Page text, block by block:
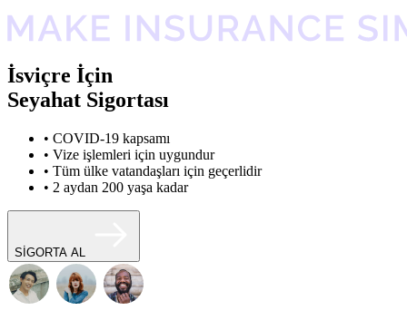
İsviçre İçin
Seyahat Sigortası
• COVID-19 kapsamı
• Vize işlemleri için uygundur
• Tüm ülke vatandaşları için geçerlidir
• 2 aydan 200 yaşa kadar
SİGORTA AL